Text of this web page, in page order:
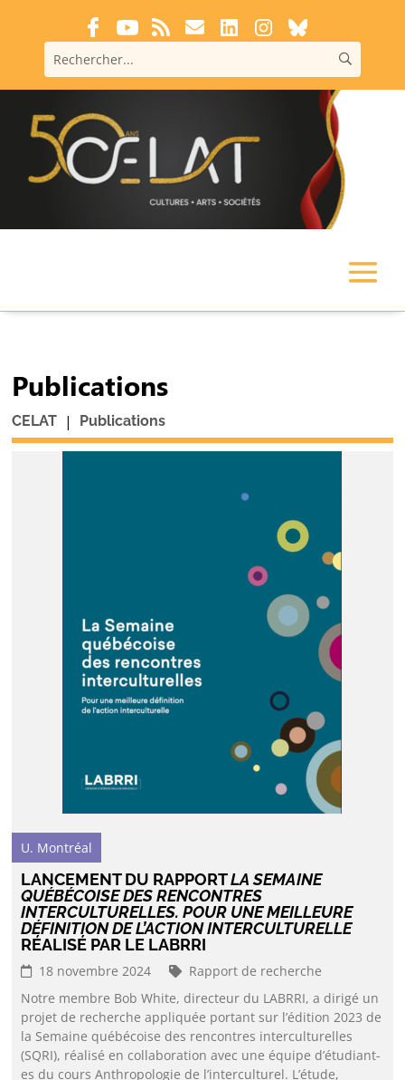
Publications
CELAT | Publications
U. Montréal
LANCEMENT DU RAPPORTLA SEMAINE
QUÉBÉCOISE DES RENCONTRES
INTERCULTURELLES. POUR UNE MEILLEURE
DÉFINITION DE L’ACTION INTERCULTURELLE
RÉALISÉ PAR LE LABRRI
18 novembre 2024
Rapport de recherche
Notre membre Bob White, directeur du LABRRI, a dirigé un
projet de recherche appliquée portant sur l’édition 2023 de
la Semaine québécoise des rencontres interculturelles
(SQRI), réalisé en collaboration avec une équipe d’étudiant-
es du cours Anthropologie de l’interculturel. L’étude,